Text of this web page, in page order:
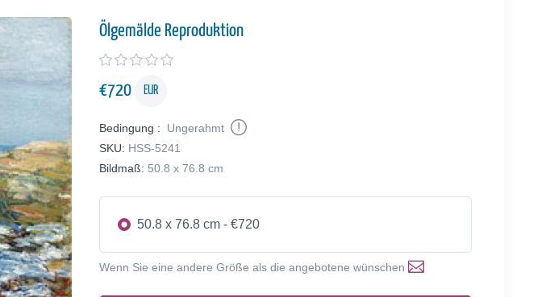
Ölgemälde Reproduktion
€720 EUR
Bedingung :
Ungerahmt
SKU: HSS-5241
Bildmaß: 50.8 x 76.8 cm
50.8 x 76.8 cm - €720
Wenn Sie eine andere Größe als die angebotene wünschen